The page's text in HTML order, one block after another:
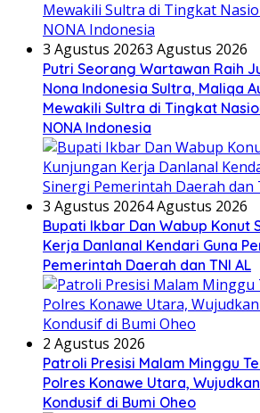
3 Agustus 20263 Agustus 2026
Putri Seorang Wartawan ‎Raih
Nona Indonesia Sultra, Maliqa
Mewakili Sultra di Tingkat
NONA Indonesia
3 Agustus 20264 Agustus 2026
Bupati Ikbar Dan Wabup Konut
Kerja Danlanal Kendari Guna
Pemerintah Daerah dan TNI AL
2 Agustus 2026
Patroli Presisi Malam Minggu
Polres Konawe Utara,
Kondusif di Bumi Oheo